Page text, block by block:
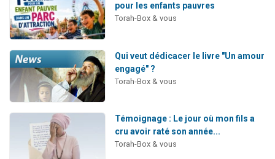
pour les enfants pauvres
Torah-Box & vous
Qui veut dédicacer le livre "Un amour
engagé" ?
Torah-Box & vous
Témoignage : Le jour où mon fils a
cru avoir raté son année...
Torah-Box & vous